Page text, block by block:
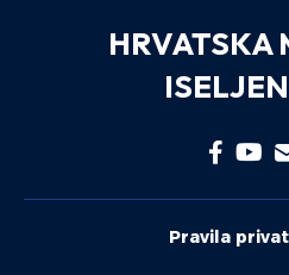
HRVATSKA
Pravila